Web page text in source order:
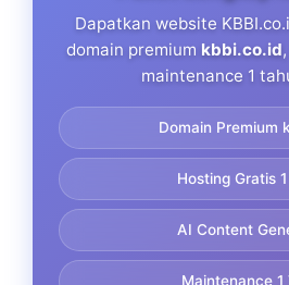
Dapatkan website
domain premium kbbi.co.id
maintenance 1
Domain Premium
Hosting Gratis
AI Content
Maintenance 1